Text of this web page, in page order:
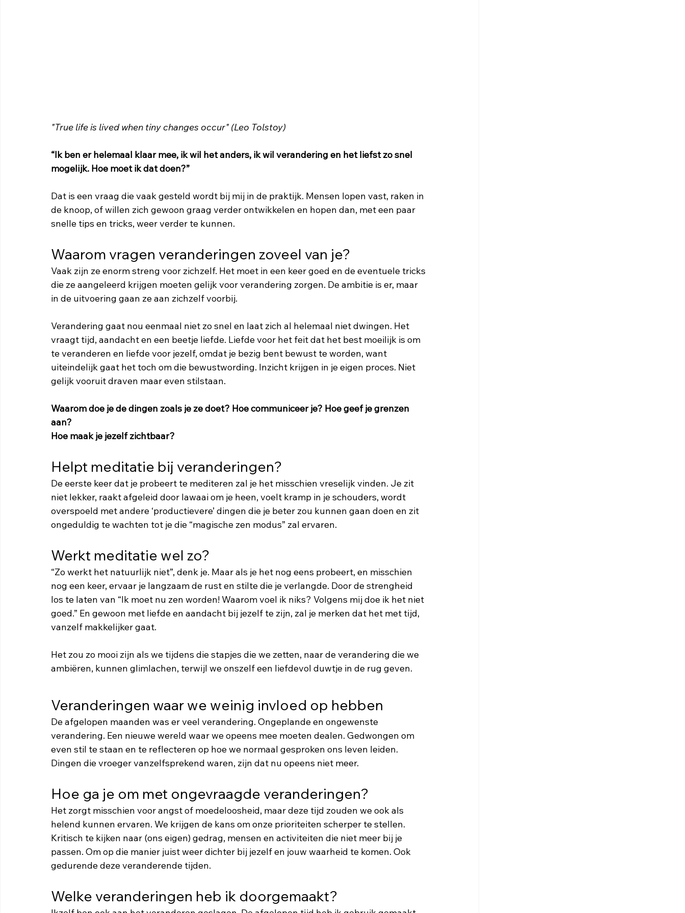
"True life is lived when tiny changes occur" (Leo Tolstoy)
“Ik ben er helemaal klaar mee, ik wil het anders, ik wil verandering en het liefst zo snel
mogelijk. Hoe moet ik dat doen?”
Dat is een vraag die vaak gesteld wordt bij mij in de praktijk. Mensen lopen vast, raken in
de knoop, of willen zich gewoon graag verder ontwikkelen en hopen dan, met een paar
snelle tips en tricks, weer verder te kunnen.
Waarom vragen veranderingen zoveel van je?
Vaak zijn ze enorm streng voor zichzelf. Het moet in een keer goed en de eventuele tricks
die ze aangeleerd krijgen moeten gelijk voor verandering zorgen. De ambitie is er, maar
in de uitvoering gaan ze aan zichzelf voorbij.
Verandering gaat nou eenmaal niet zo snel en laat zich al helemaal niet dwingen. Het
vraagt tijd, aandacht en een beetje liefde. Liefde voor het feit dat het best moeilijk is om
te veranderen en liefde voor jezelf, omdat je bezig bent bewust te worden, want
uiteindelijk gaat het toch om die bewustwording. Inzicht krijgen in je eigen proces. Niet
gelijk vooruit draven maar even stilstaan.
Waarom doe je de dingen zoals je ze doet? Hoe communiceer je? Hoe geef je grenzen
aan?
Hoe maak je jezelf zichtbaar?
Helpt meditatie bij veranderingen?
De eerste keer dat je probeert te mediteren zal je het misschien vreselijk vinden. Je zit
niet lekker, raakt afgeleid door lawaai om je heen, voelt kramp in je schouders, wordt
overspoeld met andere ‘productievere’ dingen die je beter zou kunnen gaan doen en zit
ongeduldig te wachten tot je die “magische zen modus” zal ervaren.
Werkt meditatie wel zo?
“Zo werkt het natuurlijk niet”, denk je. Maar als je het nog eens probeert, en misschien
nog een keer, ervaar je langzaam de rust en stilte die je verlangde. Door de strengheid
los te laten van “Ik moet nu zen worden! Waarom voel ik niks? Volgens mij doe ik het niet
goed.” En gewoon met liefde en aandacht bij jezelf te zijn, zal je merken dat het met tijd,
vanzelf makkelijker gaat.
Het zou zo mooi zijn als we tijdens die stapjes die we zetten, naar de verandering die we
ambiëren, kunnen glimlachen, terwijl we onszelf een liefdevol duwtje in de rug geven.
Veranderingen waar we weinig invloed op hebben
De afgelopen maanden was er veel verandering. Ongeplande en ongewenste
verandering. Een nieuwe wereld waar we opeens mee moeten dealen. Gedwongen om
even stil te staan en te reflecteren op hoe we normaal gesproken ons leven leiden.
Dingen die vroeger vanzelfsprekend waren, zijn dat nu opeens niet meer.
Hoe ga je om met ongevraagde veranderingen?
Het zorgt misschien voor angst of moedeloosheid, maar deze tijd zouden we ook als
helend kunnen ervaren. We krijgen de kans om onze prioriteiten scherper te stellen.
Kritisch te kijken naar (ons eigen) gedrag, mensen en activiteiten die niet meer bij je
passen. Om op die manier juist weer dichter bij jezelf en jouw waarheid te komen. Ook
gedurende deze veranderende tijden.
Welke veranderingen heb ik doorgemaakt?